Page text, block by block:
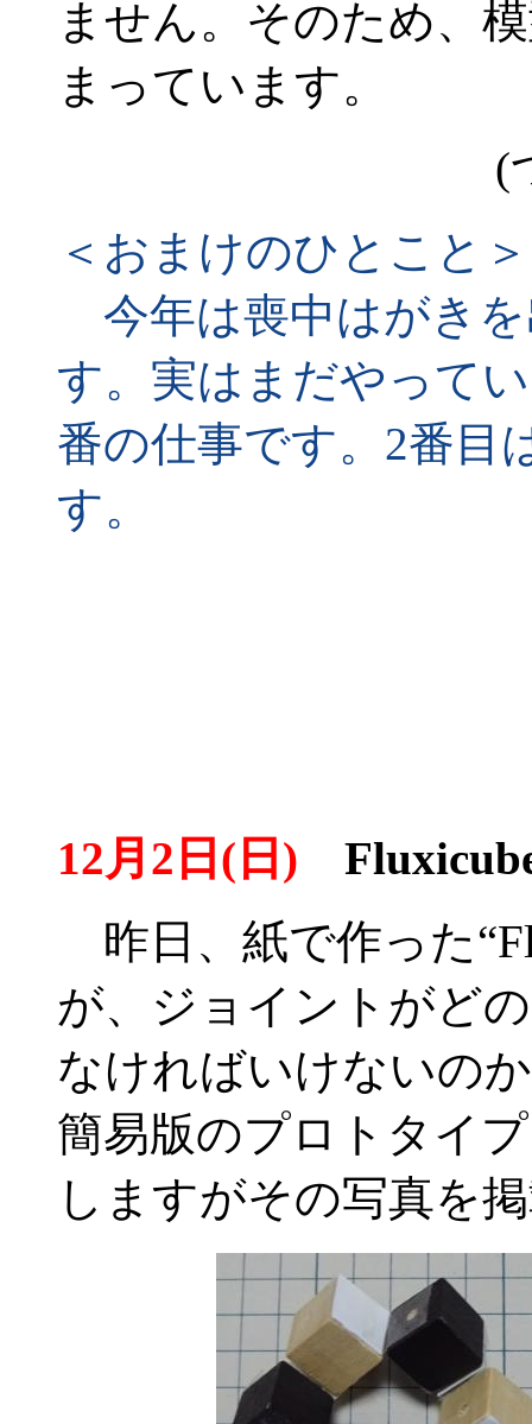
ません。そのため、
まっています。
(
＜おまけのひとこと＞
今年は喪中はがき
す。実はまだやって
番の仕事です。2番目
す。
12月2日(日)
昨日、紙で作った
が、ジョイントがど
なければいけないの
簡易版のプロトタイ
しますがその写真を